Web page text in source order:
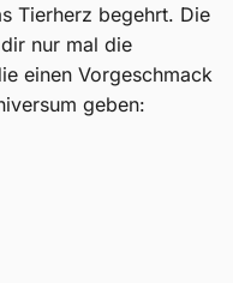
Tierherz begehrt. Die
nur mal die
einen Vorgeschmack
geben: